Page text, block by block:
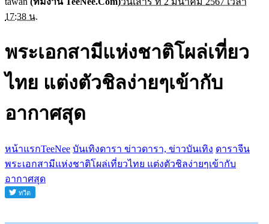
17:38 น.
พระเอกสามีแห่งชาติโผล่เที่ยว
ไทย แต่งตัวชิลง่ายๆเข้ากับ
อากาศสุด
หน้าแรกTeeNee บันเทิงดารา ข่าวดารา, ข่าวบันเทิง ดาราจีน
พระเอกสามีแห่งชาติโผล่เที่ยวไทย แต่งตัวชิลง่ายๆเข้ากับ
อากาศสุด